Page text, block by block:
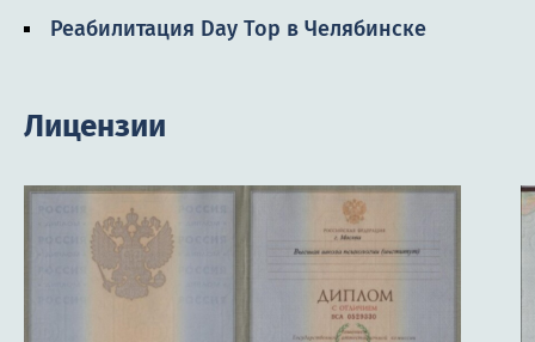
Реабилитация Day Top в Челябинске
Лицензии